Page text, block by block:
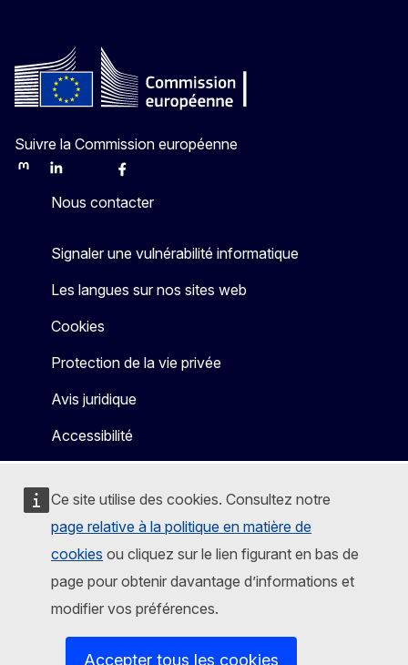
Ce site utilise des cookies. Consultez notre
page relative à la politique en matière de
cookies ou cliquez sur le lien figurant en bas de
page pour obtenir davantage d’informations et
modifier vos préférences.
Accepter tous les cookies
Suivre la Commission européenne
MastodonLinkedInBlueskyFacebook
Nous contacter
Signaler une vulnérabilité informatique
Les langues sur nos sites web
Cookies
Protection de la vie privée
Avis juridique
Accessibilité